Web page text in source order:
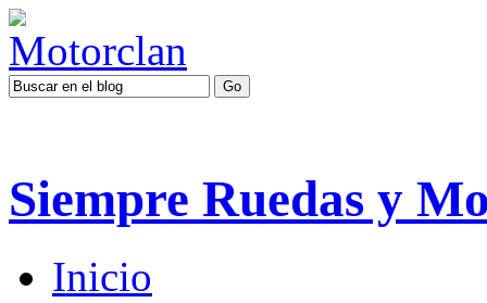
Siempre Ruedas y
Inicio